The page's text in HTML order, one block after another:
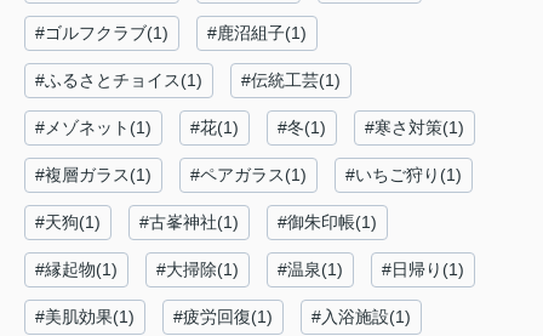
#ゴルフクラブ(1) #鹿沼組子(1)
#ふるさとチョイス(1) #伝統工芸(1)
#メゾネット(1) #花(1) #冬(1) #寒さ対策(1)
#複層ガラス(1) #ペアガラス(1) #いちご狩り(1)
#天狗(1) #古峯神社(1) #御朱印帳(1)
#縁起物(1) #大掃除(1) #温泉(1) #日帰り(1)
#美肌効果(1) #疲労回復(1) #入浴施設(1)